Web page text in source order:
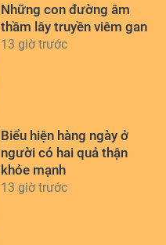
Những con đường âm
thầm lây truyền viêm gan
13 giờ trước
Biểu hiện hàng ngày ở
người có hai quả thận
khỏe mạnh
13 giờ trước